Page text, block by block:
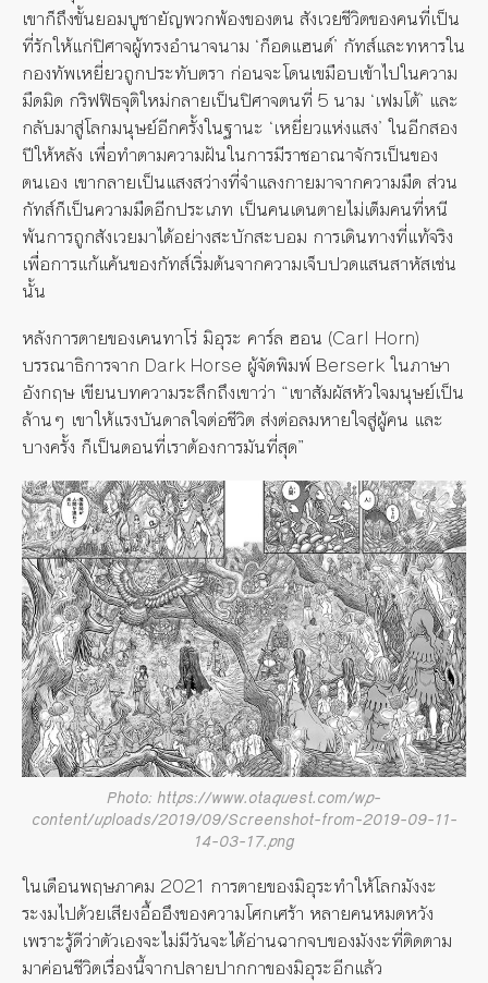
เขาก็ถึงขั้นยอมบูชายัญพวกพ้องของตน สังเวยชีวิตของคนที่เป็น
ที่รักให้แก่ปิศาจผู้ทรงอำนาจนาม ‘ก็อดแฮนด์’ กัทส์และทหารใน
กองทัพเหยี่ยวถูกประทับตรา ก่อนจะโดนเขมือบเข้าไปในความ
มืดมิด กริฟฟิธจุติใหม่กลายเป็นปิศาจตนที่ 5 นาม ‘เฟมโต้’ และ
กลับมาสู่โลกมนุษย์อีกครั้งในฐานะ ‘เหยี่ยวแห่งแสง’ ในอีกสอง
ปีให้หลัง เพื่อทำตามความฝันในการมีราชอาณาจักรเป็นของ
ตนเอง เขากลายเป็นแสงสว่างที่จำแลงกายมาจากความมืด ส่วน
กัทส์ก็เป็นความมืดอีกประเภท เป็นคนเดนตายไม่เต็มคนที่หนี
พ้นการถูกสังเวยมาได้อย่างสะบักสะบอม การเดินทางที่แท้จริง
เพื่อการแก้แค้นของกัทส์เริ่มต้นจากความเจ็บปวดแสนสาหัสเช่น
นั้น
หลังการตายของเคนทาโร่ มิอุระ คาร์ล ฮอน (Carl Horn)
บรรณาธิการจาก Dark Horse ผู้จัดพิมพ์ Berserk ในภาษา
อังกฤษ เขียนบทความระลึกถึงเขาว่า “เขาสัมผัสหัวใจมนุษย์เป็น
ล้านๆ เขาให้แรงบันดาลใจต่อชีวิต ส่งต่อลมหายใจสู่ผู้คน และ
บางครั้ง ก็เป็นตอนที่เราต้องการมันที่สุด”
Photo: https://www.otaquest.com/wp-
content/uploads/2019/09/Screenshot-from-2019-09-11-
14-03-17.png
ในเดือนพฤษภาคม 2021 การตายของมิอุระทำให้โลกมังงะ
ระงมไปด้วยเสียงอื้ออึงของความโศกเศร้า หลายคนหมดหวัง
เพราะรู้ดีว่าตัวเองจะไม่มีวันจะได้อ่านฉากจบของมังงะที่ติดตาม
มาค่อนชีวิตเรื่องนี้จากปลายปากกาของมิอุระอีกแล้ว